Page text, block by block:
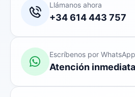
Llámanos ahora
+34 614 443 757
Escríbenos por WhatsApp
Atención inmediata